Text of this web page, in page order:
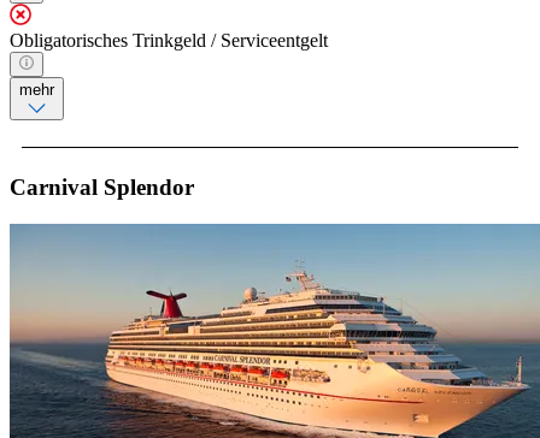
Obligatorisches Trinkgeld / Serviceentgelt
mehr
Carnival Splendor